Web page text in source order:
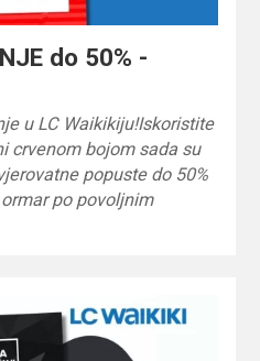
do 50% -
u LC Waikikiju!Iskoristite
crvenom bojom sada su
popuste do 50%
po povoljnim